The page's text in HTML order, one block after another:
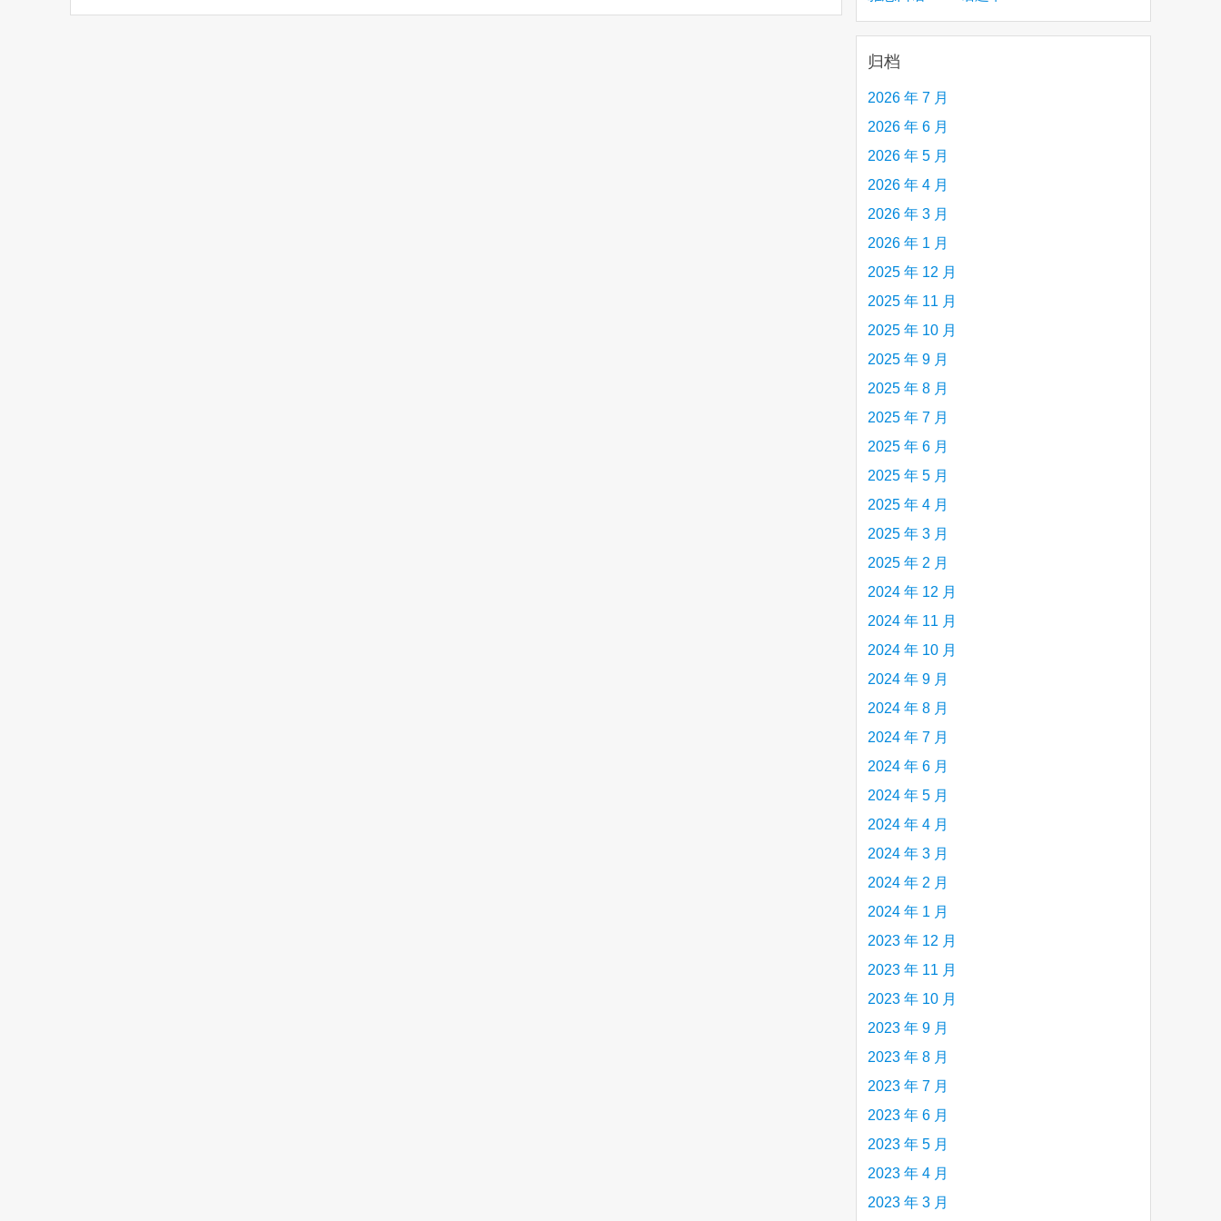
creative person (e.g. an artist, a musician,
etc.) you admire 钦佩的有创造力的人
归档
2026 年 7 月
2026 年 6 月
2026 年 5 月
2026 年 4 月
2026 年 3 月
2026 年 1 月
2025 年 12 月
2025 年 11 月
2025 年 10 月
2025 年 9 月
2025 年 8 月
2025 年 7 月
2025 年 6 月
2025 年 5 月
2025 年 4 月
2025 年 3 月
2025 年 2 月
2024 年 12 月
2024 年 11 月
2024 年 10 月
2024 年 9 月
2024 年 8 月
2024 年 7 月
2024 年 6 月
2024 年 5 月
2024 年 4 月
2024 年 3 月
2024 年 2 月
2024 年 1 月
2023 年 12 月
2023 年 11 月
2023 年 10 月
2023 年 9 月
2023 年 8 月
2023 年 7 月
2023 年 6 月
2023 年 5 月
2023 年 4 月
2023 年 3 月